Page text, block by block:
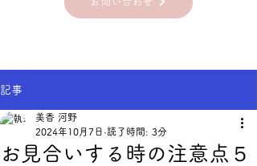
記事
お見合いする時の注意点５
美香 河野
2024年10月7日 読了時間: 3分